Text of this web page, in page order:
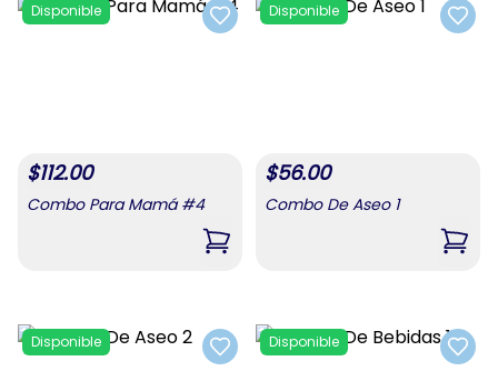
Add to favorites
Disponible
$112.00
Combo Para Mamá #4
,Combo Para Mamá #4
Add
Disponible
$56.00
Combo De Aseo 1
,
Add to favorites
Disponible
Add
Disponible